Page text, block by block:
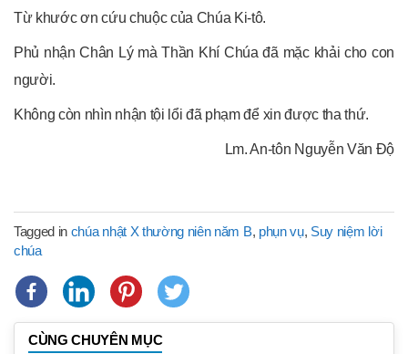
Từ khước ơn cứu chuộc của Chúa Ki-tô.
Phủ nhận Chân Lý mà Thần Khí Chúa đã mặc khải cho con
người.
Không còn nhìn nhận tội lổi đã phạm để xin được tha thứ.
Lm. An-tôn Nguyễn Văn Độ
Tagged in chúa nhật X thường niên năm B, phụn vụ, Suy niệm lời
chúa
CÙNG CHUYÊN MỤC